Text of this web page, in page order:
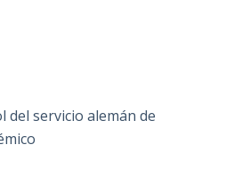
del servicio alemán de